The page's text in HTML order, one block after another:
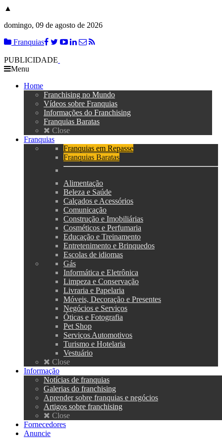
▲
domingo, 09 de agosto de 2026
Franquias
PUBLICIDADE
Menu
Home
Franchising no Mundo
Vídeos sobre Franquias
Informações do Franchising
Franquias Baratas
Close
Franquias
Franquias em Repasse
Franquias Baratas
Alimentação
Beleza e Saúde
Calçados e Acessórios
Comunicação
Construção e Imobiliárias
Cosméticos e Perfumaria
Educação e Treinamento
Entretenimento e Brinquedos
Escolas de idiomas
Gás
Informática e Eletrônica
Limpeza e Conservação
Livraria e Papelaria
Móveis, Decoração e Presentes
Negócios e Serviços
Óticas e Fotografia
Pet Shop
Serviços Automotivos
Turismo e Hotelaria
Vestuário
Close
Informação
Notícias de franquias
Galerias do franchising
Aprender sobre franquias e negócios
Artigos sobre franchising
Close
Fornecedores
Anuncie